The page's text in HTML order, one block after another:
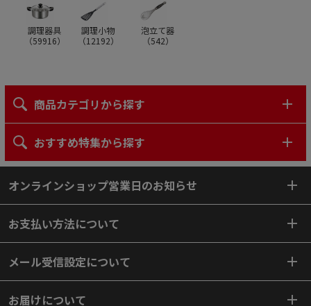
調理器具
（59916）
調理小物
（12192）
泡立て器
（542）
商品カテゴリから探す
おすすめ特集から探す
オンラインショップ営業日のお知らせ
お支払い方法について
メール受信設定について
お届けについて